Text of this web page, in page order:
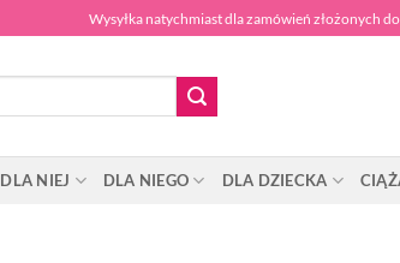
Wysyłka natychmiast dla zamówień złożonych
DLA NIEJ DLA NIEGO DLA DZIECKA